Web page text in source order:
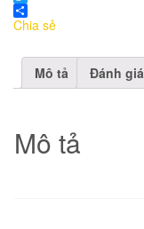
Twitter
Chia sẻ
Mô tả Đánh
Mô tả